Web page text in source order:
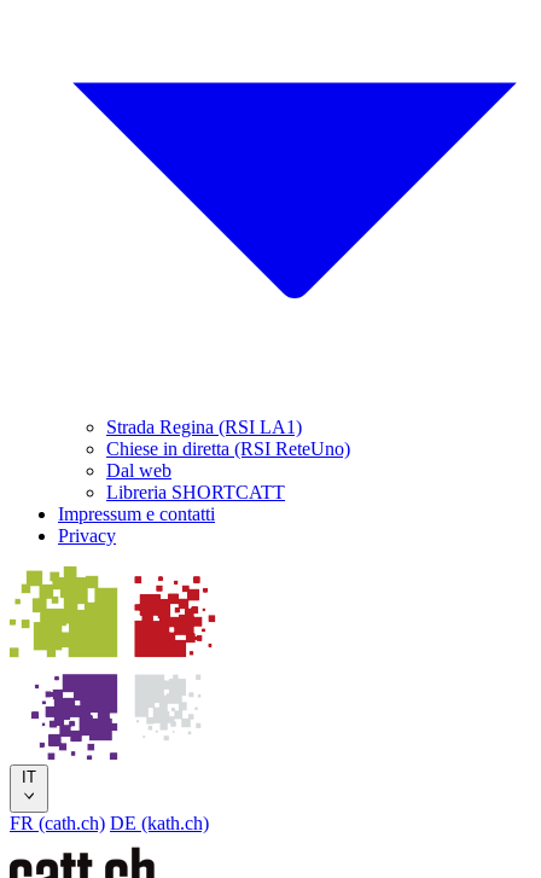
Strada Regina (RSI LA1)
Chiese in diretta (RSI ReteUno)
Dal web
Libreria SHORTCATT
Impressum e contatti
Privacy
IT
FR (cath.ch) DE (kath.ch)